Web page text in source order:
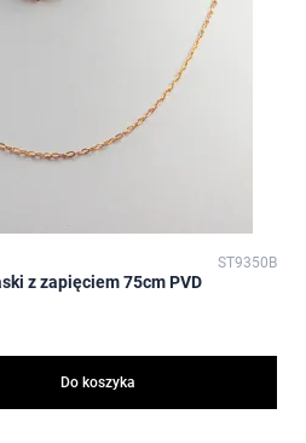
ST9350B
z zapięciem 75cm PVD
Do koszyka